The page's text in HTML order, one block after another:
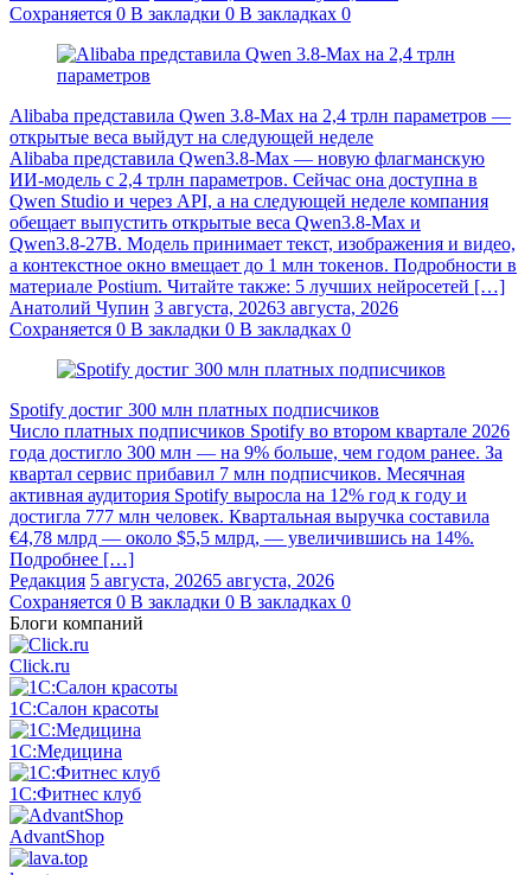
Сохраняется 0 В закладки 0 В закладках 0
Alibaba представила Qwen 3.8‑Max на 2,4 трлн параметров —
открытые веса выйдут на следующей неделе
Alibaba представила Qwen3.8‑Max — новую флагманскую
ИИ-модель с 2,4 трлн параметров. Сейчас она доступна в
Qwen Studio и через API, а на следующей неделе компания
обещает выпустить открытые веса Qwen3.8‑Max и
Qwen3.8‑27B. Модель принимает текст, изображения и видео,
а контекстное окно вмещает до 1 млн токенов. Подробности в
материале Postium. Читайте также: 5 лучших нейросетей […]
Анатолий Чупин 3 августа, 20263 августа, 2026
Сохраняется 0 В закладки 0 В закладках 0
Spotify достиг 300 млн платных подписчиков
Число платных подписчиков Spotify во втором квартале 2026
года достигло 300 млн — на 9% больше, чем годом ранее. За
квартал сервис прибавил 7 млн подписчиков. Месячная
активная аудитория Spotify выросла на 12% год к году и
достигла 777 млн человек. Квартальная выручка составила
€4,78 млрд — около $5,5 млрд, — увеличившись на 14%.
Подробнее […]
Редакция 5 августа, 20265 августа, 2026
Сохраняется 0 В закладки 0 В закладках 0
Блоги компаний
Click.ru
1С:Салон красоты
1С:Медицина
1С:Фитнес клуб
AdvantShop